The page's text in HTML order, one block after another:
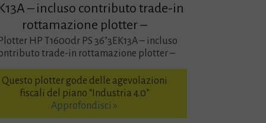
– incluso contributo trade-in
rottamazione plotter –
HP T1600dr PS 36″3EK13A – incluso
trade-in rottamazione plotter –
Questo plotter gode delle agevolazioni
fiscali del piano “Industria 4.0”
Approfondisci »